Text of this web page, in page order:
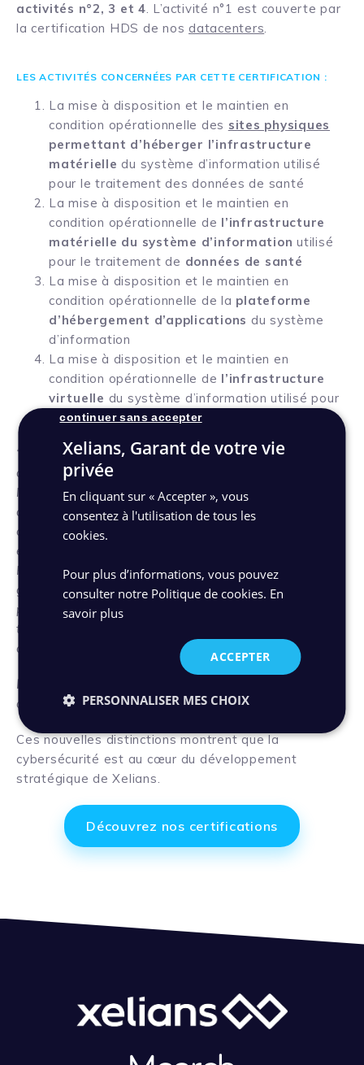
activités n°2, 3 et 4. L’activité n°1 est couverte par
la certification HDS de nos datacenters.
LES ACTIVITÉS CONCERNÉES PAR CETTE CERTIFICATION :
La mise à disposition et le maintien en
condition opérationnelle des sites physiques
permettant d’héberger l’infrastructure
matérielle du système d’information utilisé
pour le traitement des données de santé
La mise à disposition et le maintien en
condition opérationnelle de l’infrastructure
matérielle du système d’information utilisé
pour le traitement de données de santé
La mise à disposition et le maintien en
condition opérationnelle de la plateforme
d’hébergement d’applications du système
d’information
La mise à disposition et le maintien en
condition opérationnelle de l’infrastructure
virtuelle du système d’information utilisé pour
le traitement des données de santé
“Les efforts réalisés durant ces années par les
différents départements de Xelians, notamment par
l es services DSI et QSE/SSI, nous ont permis
d’implémenter des mesures de sécurité techniques et
organisationnelles fortes et de répondre aux
exigences de la norme ISO 27001 et du référentiel
HDS. L’amélioration continue de notre SMSI est la
garantie pour nos clients du sérieux que nous
portons à la sécurisation des données que nous
traitons, en termes de disponibilité, intégrité,
confidentialité et traçabilité.”
Maxime Demurtas, RSSI
des Systèmes d’Information) chez Xelians
Ces nouvelles distinctions montrent que la
cybersécurité est au cœur du développement
stratégique de Xelians.
Découvrez nos certifications
Xelians, Garant de votre vie
privée
En cliquant sur « Accepter », vous
consentez à l'utilisation de tous les
cookies.
Pour plus d’informations, vous pouvez
consulter notre Politique de cookies. En
savoir plus
ACCEPTER
continuer sans accepter
PERSONNALISER MES CHOIX